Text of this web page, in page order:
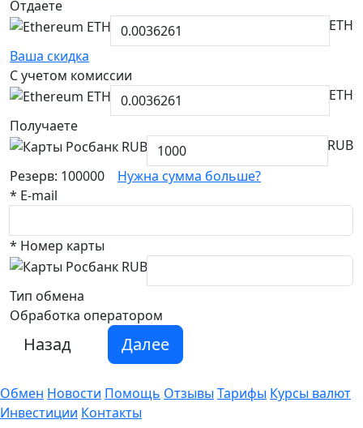
Отдаете
ETH
Ваша скидка
С учетом комиссии
ETH
Получаете
RUB
Резерв: 100000
Нужна сумма больше?
* E-mail
* Номер карты
Тип обмена
Обработка оператором
Назад Далее
Обмен Новости Помощь Отзывы Тарифы Курсы валют
Инвестиции Контакты